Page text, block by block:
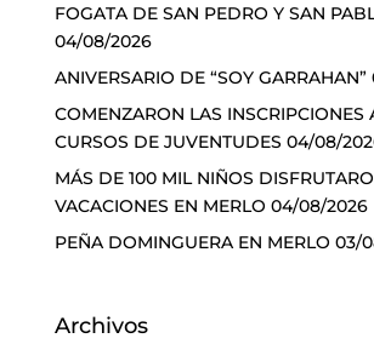
FOGATA DE SAN PEDRO Y SAN
04/08/2026
ANIVERSARIO DE “SOY GARRAHAN”
COMENZARON LAS INSCRIPCIONES
CURSOS DE JUVENTUDES 04/08/
MÁS DE 100 MIL NIÑOS
VACACIONES EN MERLO 04/08/2026
PEÑA DOMINGUERA EN MERLO 03/
Archivos